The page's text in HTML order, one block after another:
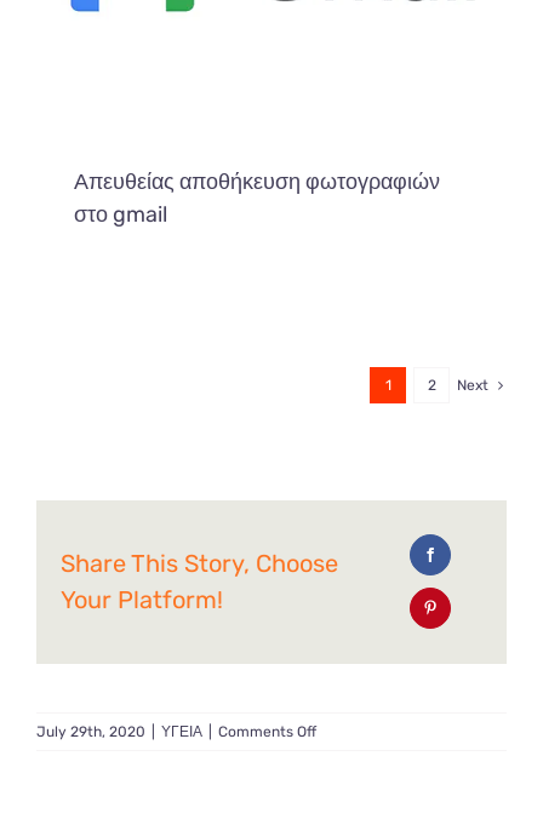
Απευθείας αποθήκευση φωτογραφιών
στο gmail
1 2 Next
Share This Story, Choose
Your Platform!
July 29th, 2020 ΥΓΕΙΑ Comments Offon